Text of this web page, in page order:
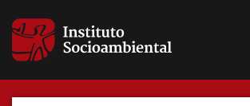
para
conteúdo